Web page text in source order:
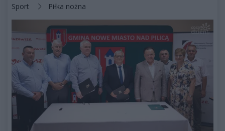
Kategorie artykułu:
Sport Piłka nożna